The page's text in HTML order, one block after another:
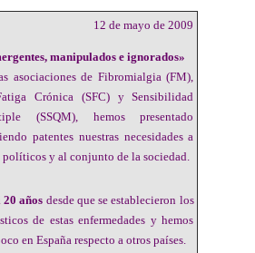
12 de mayo de 2009
manipulados e ignorados»
asociaciones de Fibromialgia (FM),
Crónica (SFC) y Sensibilidad
(SSQM), hemos presentado
patentes nuestras necesidades a
políticos y al conjunto de la sociedad.
20 años desde que se establecieron los
de estas enfermedades y hemos
en España respecto a otros países.